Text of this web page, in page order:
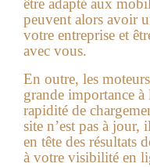
être adapté aux
peuvent alors avoir
votre entreprise et
avec vous.
En outre, les
grande importance
rapidité de
site n’est pas à jour,
en tête des résultats
à votre visibilité en